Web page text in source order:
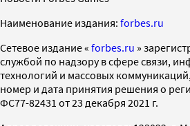
Наименование издания: forbes.ru
Cетевое издание « forbes.ru »
службой по надзору в сфере связи,
технологий и массовых
номер и дата принятия решения о
ФС77-82431 от 23 декабря 2021 г.